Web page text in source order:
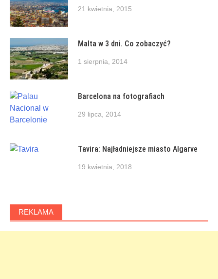
21 kwietnia, 2015
Malta w 3 dni. Co zobaczyć?
1 sierpnia, 2014
Barcelona na fotografiach
29 lipca, 2014
Tavira: Najładniejsze miasto Algarve
19 kwietnia, 2018
REKLAMA